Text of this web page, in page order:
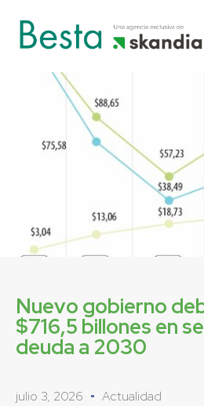
Nuevo gobierno
$716,5 billones en
deuda a 2030
julio 3, 2026 Actualidad